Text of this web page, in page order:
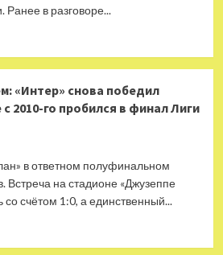
Ранее в разговоре...
«Интер» снова победил
2010-го пробился в финал Лиги
в ответном полуфинальном
Встреча на стадионе «Джузеппе
счётом 1:0, а единственный...